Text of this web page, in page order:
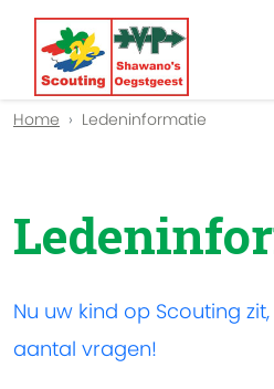
Home Ledeninformatie
Nu uw kind op Scouting
aantal vragen!